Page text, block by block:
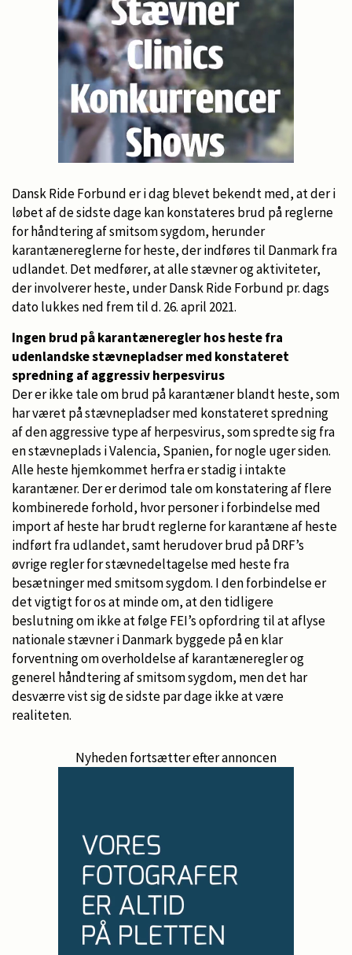
Dansk Ride Forbund er i dag blevet bekendt med, at der i
løbet af de sidste dage kan konstateres brud på reglerne
for håndtering af smitsom sygdom, herunder
karantænereglerne for heste, der indføres til Danmark fra
udlandet. Det medfører, at alle stævner og aktiviteter,
der involverer heste, under Dansk Ride Forbund pr. dags
dato lukkes ned frem til d. 26. april 2021.
Ingen brud på karantæneregler hos heste fra
udenlandske stævnepladser med konstateret
spredning af aggressiv herpesvirus
Der er ikke tale om brud på karantæner blandt heste, som
har været på stævnepladser med konstateret spredning
af den aggressive type af herpesvirus, som spredte sig fra
en stævneplads i Valencia, Spanien, for nogle uger siden.
Alle heste hjemkommet herfra er stadig i intakte
karantæner. Der er derimod tale om konstatering af flere
kombinerede forhold, hvor personer i forbindelse med
import af heste har brudt reglerne for karantæne af heste
indført fra udlandet, samt herudover brud på DRF’s
øvrige regler for stævnedeltagelse med heste fra
besætninger med smitsom sygdom. I den forbindelse er
det vigtigt for os at minde om, at den tidligere
beslutning om ikke at følge FEI’s opfordring til at aflyse
nationale stævner i Danmark byggede på en klar
forventning om overholdelse af karantæneregler og
generel håndtering af smitsom sygdom, men det har
desværre vist sig de sidste par dage ikke at være
realiteten.
Nyheden fortsætter efter annoncen